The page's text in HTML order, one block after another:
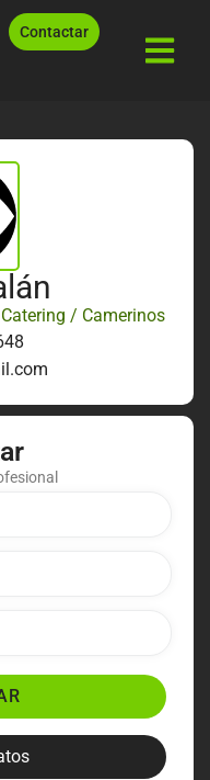
Contactar
Catering / Camerinos